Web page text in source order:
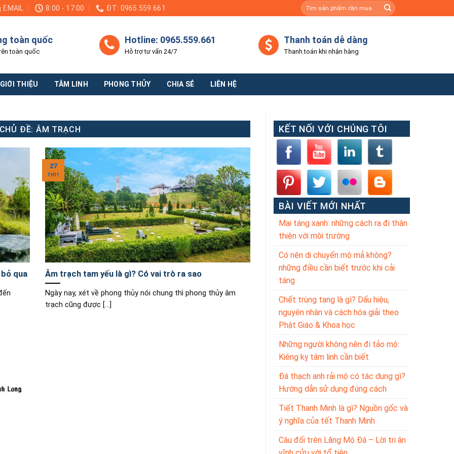
EMAIL 8:00 - 17:00 ĐT: 0965.559.661
Tìm
kiếm:
toàn quốc
toàn quốc
Hotline: 0965.559.661
Hỗ trợ tư vấn 24/7
Thanh toán dễ dàng
Thanh toán khi nhận hàng
GIỚI THIỆU TÂM LINH PHONG THỦY CHIA SẺ LIÊN HỆ
CHỦ ĐỀ: ÂM TRẠCH
qua Âm trạch tam yếu là gì? Có vai trò ra sao
Ngày nay, xét về phong thủy nói chung thì phong thủy âm
trạch cũng được [...]
27
TH11
KẾT NỐI VỚI CHÚNG TÔI
BÀI VIẾT MỚI NHẤT
Mai táng xanh: những cách ra đi thân
thiện với môi trường
Có nên di chuyển mộ mả không?
những điều cần biết trước khi cải
táng
Chết trùng tang là gì? Dấu hiệu,
nguyên nhân và cách hóa giải theo
Phật Giáo & Khoa học
Những người không nên đi tảo mộ:
Kiêng kỵ tâm linh cần biết
Đá thạch anh rải mộ có tác dụng gì?
Hướng dẫn sử dụng đúng cách
Tiết Thanh Minh là gì? Nguồn gốc và
ý nghĩa của tết Thanh Minh
Câu đối trên Lăng Mộ Đá – Lời tri ân